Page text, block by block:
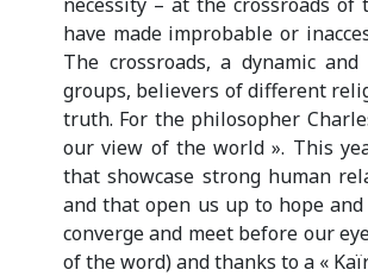
have made improbable or
The crossroads, a dynamic
groups, believers of different
truth. For the philosopher
our view of the world ». This
that showcase strong human
and that open us up to hope
converge and meet before our
of the word) and thanks to a «